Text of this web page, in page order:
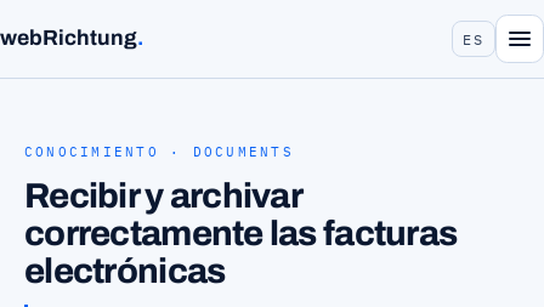
webRichtung. ES
CONOCIMIENTO · DOCUMENTS
Recibir y archivar
correctamente las facturas
electrónicas